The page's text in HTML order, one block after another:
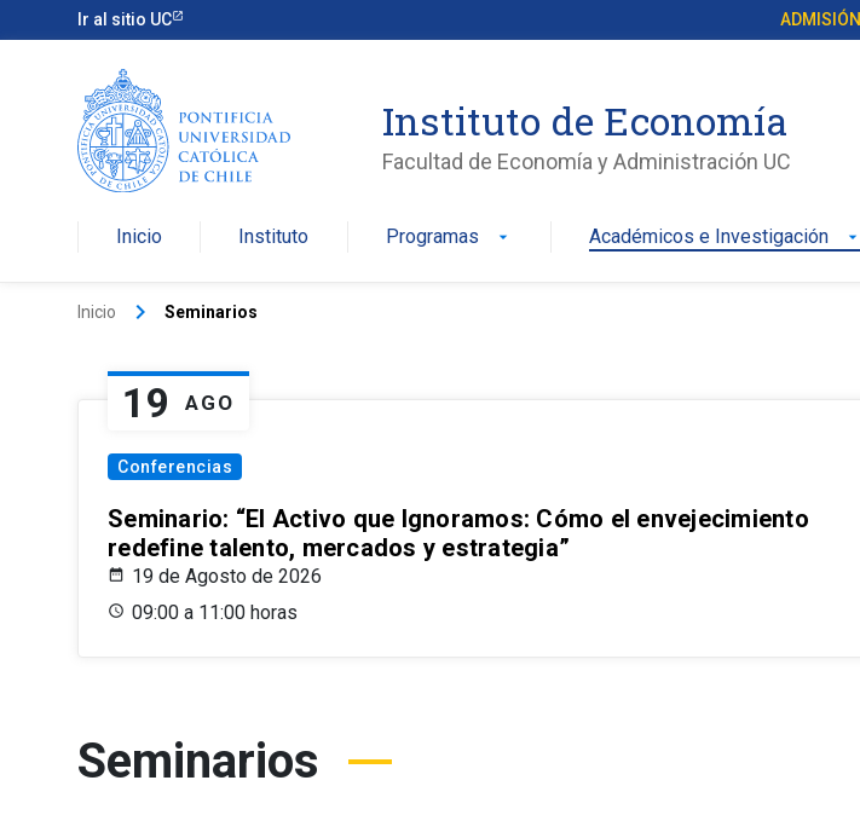
Ir al sitio UC ADMISIÓN
Instituto de Economía
Facultad de Economía y Administración UC
Inicio Instituto Programas arrow_drop_down Académicos e Investigación arrow_drop_down
Inicio keyboard_arrow_right Seminarios
19 AGO
Conferencias
Seminario: “El Activo que Ignoramos: Cómo el envejecimiento
redefine talento, mercados y estrategia”
19 de Agosto de 2026
09:00 a 11:00 horas
Seminarios